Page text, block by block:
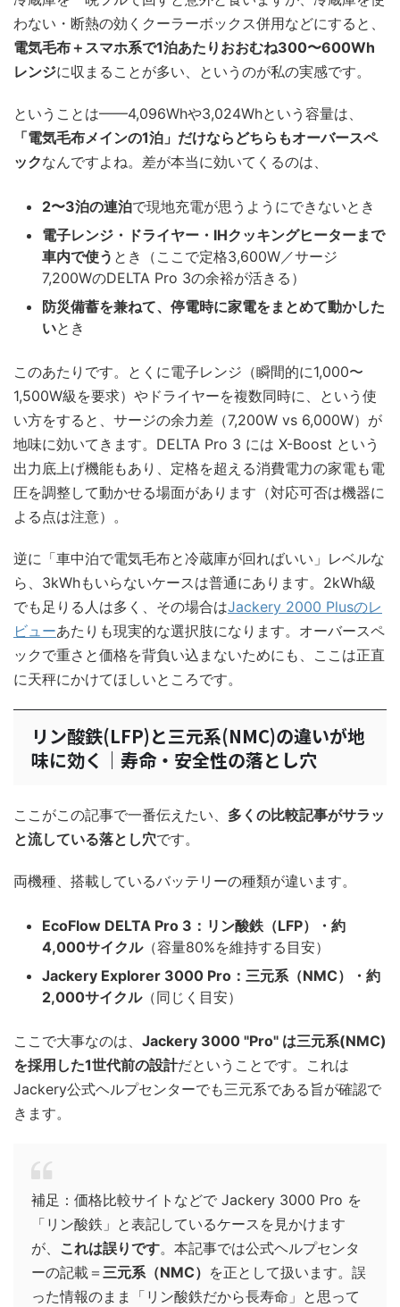
わない・断熱の効くクーラーボックス併用などにすると、
電気毛布＋スマホ系で1泊あたりおおむね300〜600Wh
レンジに収まることが多い、というのが私の実感です。
ということは——4,096Whや3,024Whという容量は、
「電気毛布メインの1泊」だけならどちらもオーバースペ
ックなんですよね。差が本当に効いてくるのは、
2〜3泊の連泊で現地充電が思うようにできないとき
電子レンジ・ドライヤー・IHクッキングヒーターまで
車内で使う とき（ここで定格3,600W／サージ
7,200WのDELTA Pro 3の余裕が活きる）
防災備蓄を兼ねて、停電時に家電をまとめて動かした
いとき
このあたりです。とくに電子レンジ（瞬間的に1,000〜
1,500W級を要求）やドライヤーを複数同時に、という使
い方をすると、サージの余力差（7,200W vs 6,000W）が
地味に効いてきます。DELTA Pro 3 には X-Boost という
出力底上げ機能もあり、定格を超える消費電力の家電も電
圧を調整して動かせる場面があります（対応可否は機器に
よる点は注意）。
逆に「車中泊で電気毛布と冷蔵庫が回ればいい」レベルな
ら、3kWhもいらないケースは普通にあります。2kWh級
でも足りる人は多く、その場合はJackery 2000 Plusのレ
ビューあたりも現実的な選択肢になります。オーバースペ
ックで重さと価格を背負い込まないためにも、ここは正直
に天秤にかけてほしいところです。
リン酸鉄(LFP)と三元系(NMC)の違いが地
味に効く｜寿命・安全性の落とし穴
ここがこの記事で一番伝えたい、 多くの比較記事がサラッ
と流している落とし穴です。
両機種、搭載しているバッテリーの種類が違います。
EcoFlow DELTA Pro 3：リン酸鉄（LFP）・約
4,000サイクル（容量80%を維持する目安）
Jackery Explorer 3000 Pro：三元系（NMC）・約
2,000サイクル（同じく目安）
ここで大事なのは、 Jackery 3000 "Pro" は三元系(NMC)
を採用した1世代前の設計だということです。これは
Jackery公式ヘルプセンターでも三元系である旨が確認で
きます。
補足：価格比較サイトなどで Jackery 3000 Pro を
「リン酸鉄」と表記しているケースを見かけます
が、 これは誤りです。本記事では公式ヘルプセンタ
ーの記載＝ 三元系（NMC） を正として扱います。誤
った情報のまま「リン酸鉄だから長寿命」と思って